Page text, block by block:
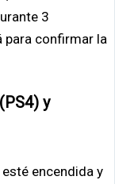
3
para confirmar la
y
encendida y